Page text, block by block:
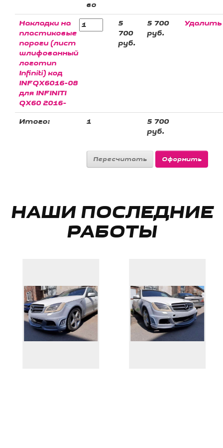
во
Накладки на
пластиковые
пороги (лист
шлифованный
логотип
Infiniti) код
INFQX6016-08
для INFINITI
QX60 2016-
5
700
руб.
5 700
руб.
Удалить
Итого: 1
5 700
руб.
НАШИ ПОСЛЕДНИЕ
РАБОТЫ